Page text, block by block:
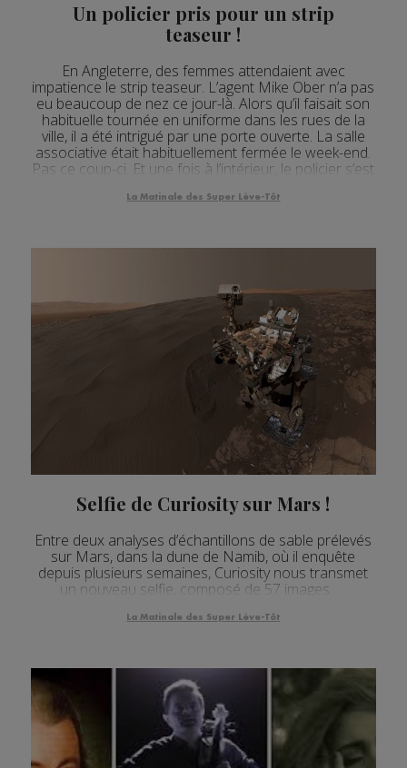
Un policier pris pour un strip
teaseur !
En Angleterre, des femmes attendaient avec
impatience le strip teaseur. L’agent Mike Ober n’a pas
eu beaucoup de nez ce jour-là. Alors qu’il faisait son
habituelle tournée en uniforme dans les rues de la
ville, il a été intrigué par une porte ouverte. La salle
associative était habituellement fermée le week-end.
Pas ce coup-ci. Et une fois à l’intérieur, le policier s’est
La Matinale des Super Lève-Tôt
Selfie de Curiosity sur Mars !
Entre deux analyses d’échantillons de sable prélevés
sur Mars, dans la dune de Namib, où il enquête
depuis plusieurs semaines, Curiosity nous transmet
un nouveau selfie, composé de 57 images.
La Matinale des Super Lève-Tôt